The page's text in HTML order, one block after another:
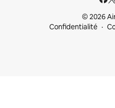
© 2026
Confidentialité